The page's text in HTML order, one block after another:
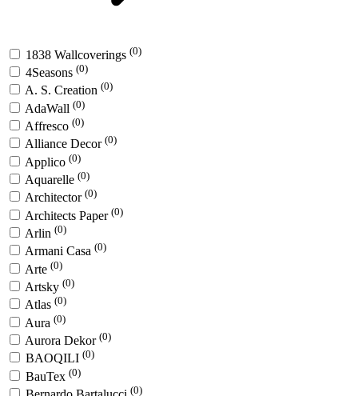
1838 Wallcoverings (0)
4Seasons (0)
A. S. Creation (0)
AdaWall (0)
Affresco (0)
Alliance Decor (0)
Applico (0)
Aquarelle (0)
Architector (0)
Architects Paper (0)
Arlin (0)
Armani Casa (0)
Arte (0)
Artsky (0)
Atlas (0)
Aura (0)
Aurora Dekor (0)
BAOQILI (0)
BauTex (0)
(0)